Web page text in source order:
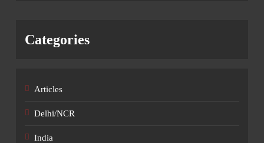
Categories
Articles
Delhi/NCR
India